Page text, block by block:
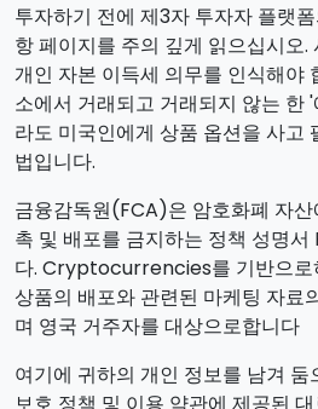
투자하기 전에 제3자 투자자 플랫
항 페이지를 주의 깊게 읽으십시오.
개인 자본 이득세 의무를 인식해야
소에서 거래되고 거래되지 않는 한
라도 미국인에게 상품 옵션을 사고
법입니다.
금융감독원(FCA)은 암호화폐 자
촉 및 배포를 금지하는 정책 성명
다. Cryptocurrencies를 기반으로
상품의 배포와 관련된 마케팅 자료
며 영국 거주자를 대상으로합니다
여기에 귀하의 개인 정보를 남겨
보호 정책 및 이용 약관에 제공된